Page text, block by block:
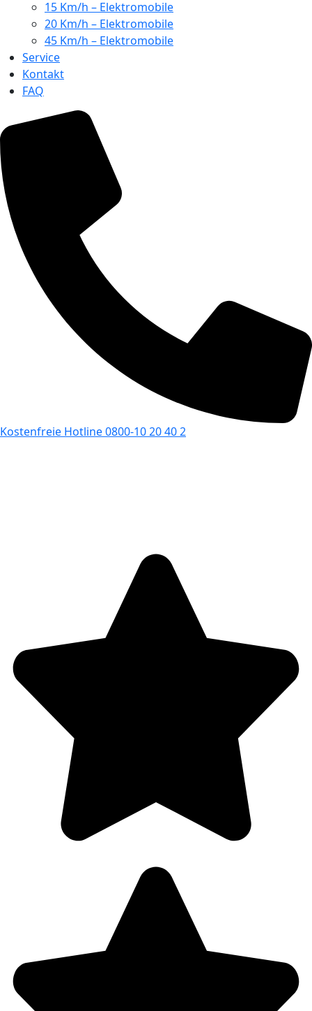
15 Km/h – Elektromobile
20 Km/h – Elektromobile
45 Km/h – Elektromobile
Service
Kontakt
FAQ
Kostenfreie Hotline 0800-10 20 40 2